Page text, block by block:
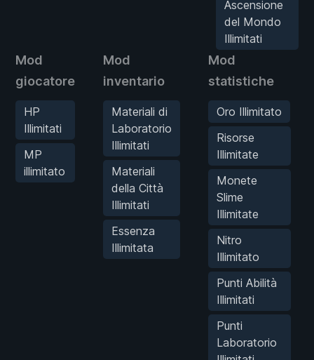
Ascensione
del Mondo
Illimitati
Mod
giocatore
HP
Illimitati
MP
illimitato
Mod
inventario
Materiali di
Laboratorio
Illimitati
Materiali
della Città
Illimitati
Essenza
Illimitata
Mod
statistiche
Oro Illimitato
Risorse
Illimitate
Monete
Slime
Illimitate
Nitro
Illimitato
Punti Abilità
Illimitati
Punti
Laboratorio